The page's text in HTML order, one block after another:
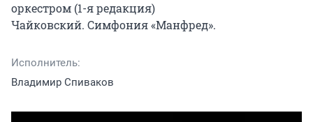
оркестром (1-я редакция)
Чайковский. Симфония «Манфред».
Исполнитель:
Владимир Спиваков